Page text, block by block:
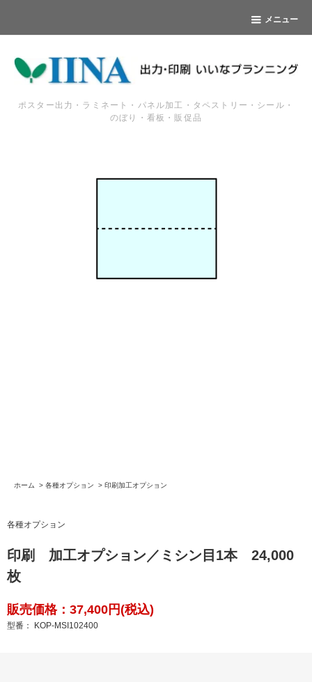
メニュー
ポスター出力・ラミネート・パネル加工・タペストリー・シール・
のぼり・看板・販促品
ホーム > 各種オプション > 印刷加工オプション
各種オプション
印刷 加工オプション／ミシン目1本 24,000
枚
販売価格：37,400円(税込)
型番： KOP-MSI102400